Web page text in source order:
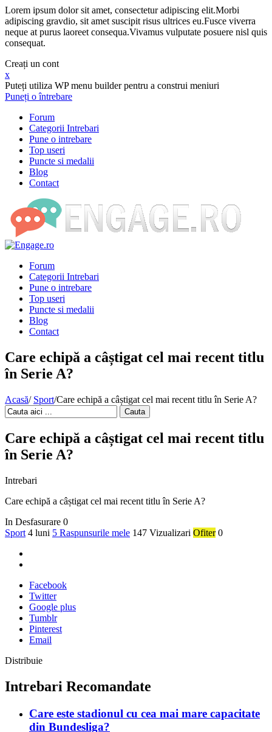
Lorem ipsum dolor sit amet, consectetur adipiscing elit.Morbi
adipiscing gravdio, sit amet suscipit risus ultrices eu.Fusce viverra
neque at purus laoreet consequa.Vivamus vulputate posuere nisl quis
consequat.
Creați un cont
x
Puteți utiliza WP menu builder pentru a construi meniuri
Puneți o întrebare
Forum
Categorii Intrebari
Pune o intrebare
Top useri
Puncte si medalii
Blog
Contact
Forum
Categorii Intrebari
Pune o intrebare
Top useri
Puncte si medalii
Blog
Contact
Care echipă a câștigat cel mai recent titlu
în Serie A?
Acasă/ Sport/Care echipă a câștigat cel mai recent titlu în Serie A?
Cauta
Care echipă a câștigat cel mai recent titlu
în Serie A?
Intrebari
Care echipă a câștigat cel mai recent titlu în Serie A?
In Desfasurare 0
Sport 4 luni 5 Raspunsurile mele 147 Vizualizari Ofiter 0
Facebook
Twitter
Google plus
Tumblr
Pinterest
Email
Distribuie
Intrebari Recomandate
Care este stadionul cu cea mai mare capacitate
din Bundesliga?